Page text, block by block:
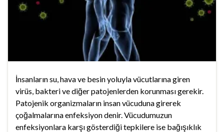
İnsanların su, hava ve besin yoluyla vücutlarına giren
virüs, bakteri ve diğer patojenlerden korunması gerekir.
Patojenik organizmaların insan vücuduna girerek
çoğalmalarına enfeksiyon denir. Vücudumuzun
enfeksiyonlara karşı gösterdiği tepkilere ise bağışıklık